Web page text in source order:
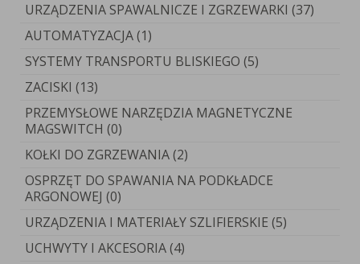
URZĄDZENIA SPAWALNICZE I ZGRZEWARKI (37)
AUTOMATYZACJA (1)
SYSTEMY TRANSPORTU BLISKIEGO (5)
ZACISKI (13)
PRZEMYSŁOWE NARZĘDZIA MAGNETYCZNE
MAGSWITCH (0)
KOŁKI DO ZGRZEWANIA (2)
OSPRZĘT DO SPAWANIA NA PODKŁADCE
ARGONOWEJ (0)
URZĄDZENIA I MATERIAŁY SZLIFIERSKIE (5)
UCHWYTY I AKCESORIA (4)